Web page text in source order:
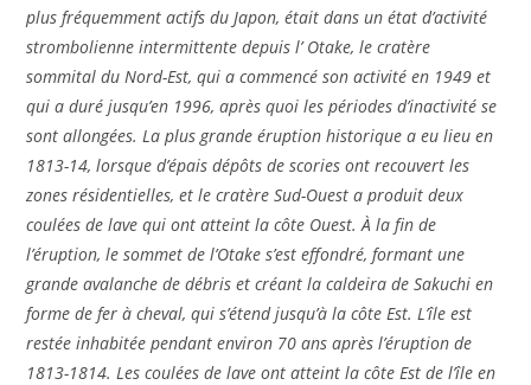
plus fréquemment actifs du Japon, était dans un état d’activité
strombolienne intermittente depuis l’ Otake, le cratère
sommital du Nord-Est, qui a commencé son activité en 1949 et
qui a duré jusqu’en 1996, après quoi les périodes d’inactivité se
sont allongées. La plus grande éruption historique a eu lieu en
1813-14, lorsque d’épais dépôts de scories ont recouvert les
zones résidentielles, et le cratère Sud-Ouest a produit deux
coulées de lave qui ont atteint la côte Ouest. À la fin de
l’éruption, le sommet de l’Otake s’est effondré, formant une
grande avalanche de débris et créant la caldeira de Sakuchi en
forme de fer à cheval, qui s’étend jusqu’à la côte Est. L’île est
restée inhabitée pendant environ 70 ans après l’éruption de
1813-1814. Les coulées de lave ont atteint la côte Est de l’île en